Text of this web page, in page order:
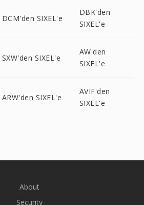
DCM'den SIXEL'e
DBK'den
SIXEL'e
SXW'den SIXEL'e
AW'den
SIXEL'e
ARW'den SIXEL'e
AVIF'den
SIXEL'e
About
Security